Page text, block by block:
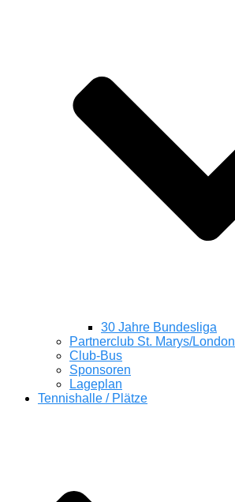
30 Jahre Bundesliga
Partnerclub St. Marys/London
Club-Bus
Sponsoren
Lageplan
Tennishalle / Plätze